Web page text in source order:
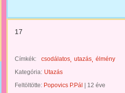
17
Címkék: csodálatos utazás élmény
Kategória: Utazás
Feltöltötte: Popovics P.Pál
12 éve